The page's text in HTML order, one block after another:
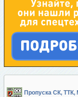
Пропуска СК,